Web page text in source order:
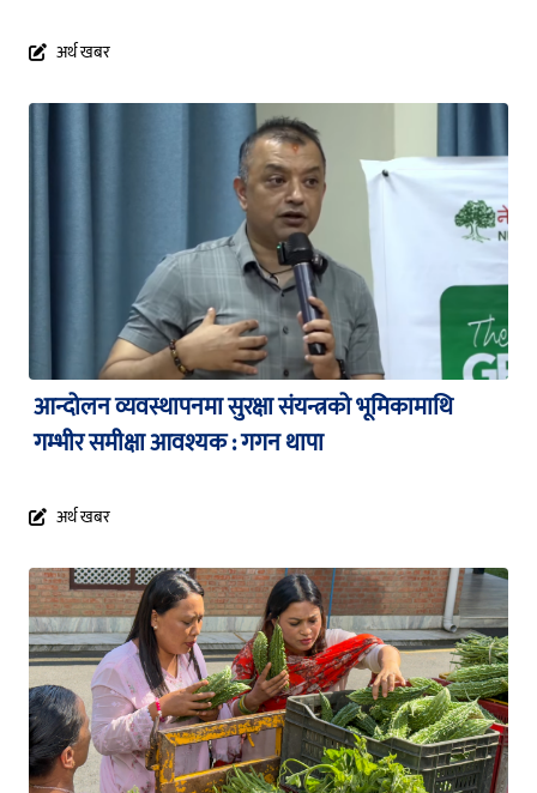
अर्थ खबर
आन्दोलन व्यवस्थापनमा सुरक्षा संयन्त्रको भूमिकामाथि
गम्भीर समीक्षा आवश्यक : गगन थापा
अर्थ खबर